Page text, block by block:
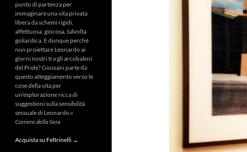
punto di partenza per
immaginare una vita privata
libera da schemi rigidi,
affettuosa, giocosa, talvolta
goliardica. E dunque perché
non proiettare Leonardo ai
giorni nostri tra gli arcobaleni
del Pride? Giussani parte da
questo atteggiamento verso le
cose della vita per
un’esplorazione ricca di
suggestioni sulla sensibilità
sessuale di Leonardo.»
Corriere della Sera
Acquista su Feltrinelli →